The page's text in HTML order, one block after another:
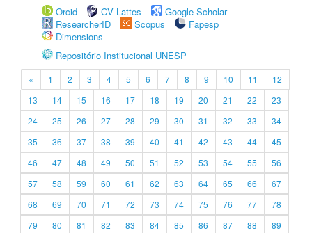
Orcid
CV Lattes
Google Scholar
ResearcherID
Scopus
Fapesp
Dimensions
Repositório Institucional UNESP
« 1 2 3 4 5 6 7 8 9 10 11
12
13
14 15 16 17 18 19 20 21 22
23
24
25 26 27 28 29 30 31 32 33
34
35
36 37 38 39 40 41 42 43 44
45
46
47 48 49 50 51 52 53 54 55
56
57
58 59 60 61 62 63 64 65 66
67
68
69 70 71 72 73 74 75 76 77
78
79
80 81 82 83 84 85 86 87 88
89